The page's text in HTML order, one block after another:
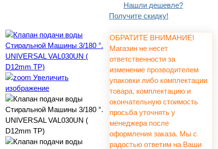
Увеличить
изображение
Нашли дешевле?
Получите скидку!
ОБРАТИТЕ ВНИМАНИЕ!
Магазин не несет
ответственности за
изменение прозводителем
упаковки либо комплектации
товара, комплектацию и
окончательную стоимость
просьба уточнять у
менеджера после
оформления заказа. Мы с
радостью ответим на Ваши